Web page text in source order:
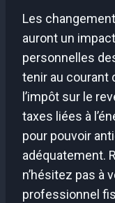
Les
auront un
personnelles
tenir au courant
l’impôt sur le
taxes liées à
pour pouvoir
adéquatement.
n’hésitez pas à
professionnel